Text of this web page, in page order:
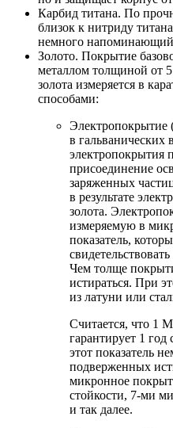
Карбид титана. По
близок к нитриду
немного напоминающий
Золото. Покрытие
металлом толщиной от
золота измеряется в
способами:
Электропокрытие
в гальванических
электропокрытия
присоединение
заряженных
в результате
золота.
измеряемую в
показатель,
Чем толще
истираться. При
из латуни или
Считается, что 1
гарантирует 1
этот показатель
подверженных
микронное
стойкости, 7-ми
и так далее.